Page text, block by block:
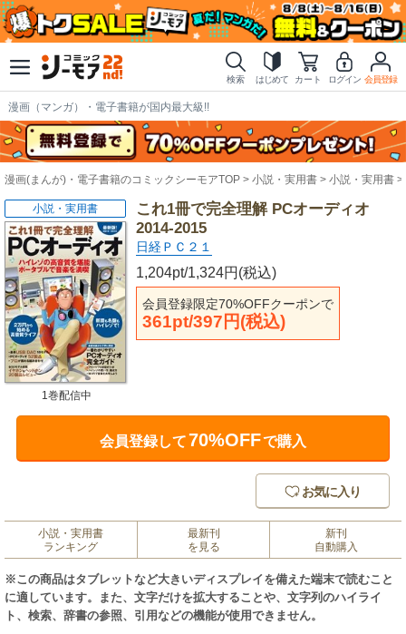
検索 はじめて カート ログイン 会員登録
漫画（マンガ）・電子書籍が国内最大級!!
漫画(まんが)・電子書籍のコミックシーモアTOP 小説・実用書 小説・実用書
これ1冊で完全理解 PCオーディオ
2014-2015
日経ＰＣ２１
1,204pt/1,324円(税込)
会員登録限定70%OFFクーポンで
361pt/397円(税込)
小説・実用書
1巻配信中
会員登録して70%OFFで購入
お気に入り
小説・実用書
ランキング
最新刊
を見る
新刊
自動購入
※この商品はタブレットなど大きいディスプレイを備えた端末で読むこと
に適しています。また、文字だけを拡大することや、文字列のハイライ
ト、検索、辞書の参照、引用などの機能が使用できません。